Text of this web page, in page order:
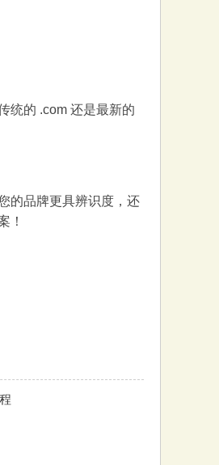
统的 .com 还是最新的
的品牌更具辨识度，还
！